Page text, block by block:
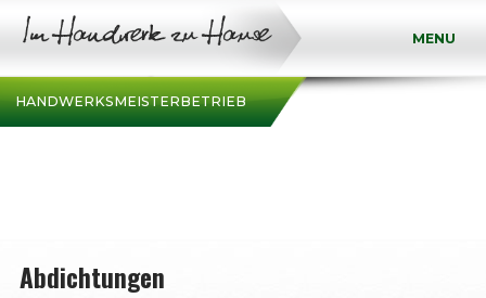
MENU
HANDWERKSMEISTERBETRIEB
Abdichtungen